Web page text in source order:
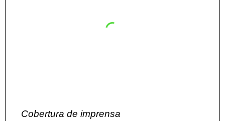
Cobertura de imprensa